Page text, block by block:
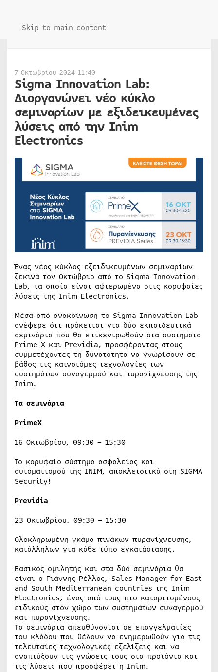
Skip to main content
7 Οκτωβρίου 2024 11:40
Sigma Innovation Lab:
Διοργανώνει νέο κύκλο
σεμιναρίων με εξιδεικευμένες
λύσεις από την Inim
Electronics
Ένας νέος κύκλος εξειδικευμένων σεμιναρίων
ξεκινά τον Οκτώβριο από το Sigma Innovation
Lab, τα οποία είναι αφιερωμένα στις κορυφαίες
λύσεις της Inim Electronics.
Μέσα από ανακοίνωση το Sigma Innovation Lab
ανέφερε ότι πρόκειται για δύο εκπαιδευτικά
σεμινάρια που θα επικεντρωθούν στα συστήματα
Prime X και Previdia, προσφέροντας στους
συμμετέχοντες τη δυνατότητα να γνωρίσουν σε
βάθος τις καινοτόμες τεχνολογίες των
συστημάτων συναγερμού και πυρανίχνευσης της
Inim.
Τα σεμινάρια
PrimeX
16 Οκτωβρίου, 09:30 – 15:30
Το κορυφαίο σύστημα ασφαλείας και
αυτοματισμού της ΙΝΙΜ, αποκλειστικά στη SIGMA
Security!
Previdia
23 Οκτωβρίου, 09:30 – 15:30
Ολοκληρωμένη γκάμα πινάκων πυρανίχνευσης,
κατάλληλων για κάθε τύπο εγκατάστασης.
Βασικός ομιλητής και στα δύο σεμινάρια θα
είναι ο Γιάννης Ρέλλος, Sales Manager for East
and South Mediterranean countries της Inim
Electronics, ένας από τους πιο καταρτισμένους
ειδικούς στον χώρο των συστημάτων συναγερμού
και πυρανίχνευσης.
Τα σεμινάρια απευθύνονται σε επαγγελματίες
του κλάδου που θέλουν να ενημερωθούν για τις
τελευταίες τεχνολογικές εξελίξεις και να
αναπτύξουν τις γνώσεις τους στα προϊόντα και
τις λύσεις που προσφέρει η Inim.